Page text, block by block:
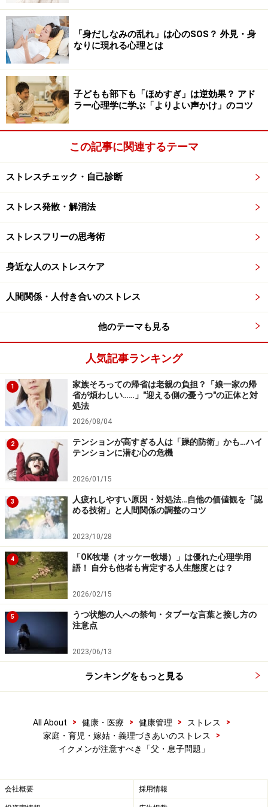
乗り越えるべき父の姿が、息子の前にあるだろうか？
このような「パートナーとしての父」が、息子の人生の
レールを敷き、「息子に合う人生」をコーディネートす
ると、思春期以降に微妙な問題が発生する場合がありま
す。
本来思春期は、自分自身の力、自分の価値観で人生を切
り拓き始める時期にあたり、このとき男の子は「父殺
し」のテーマに直面すると言われています。すなわち、
自分で人生を築きたいと願うのです。
この父殺しのテーマには、映画『スター・ウォーズ』の
主人公 ルーク・スカイウォーカーに対する父親 ダースベ
ーダーのように、「反発すべき父」の存在が必要となり
息子を包み込みながらやさしくレールを敷いていると、
息子は父親から脱皮する必要性を感じられず、ぬくぬく
と父親の庇護下に安住してしまう可能性があります。
すると、息子は自分自身で人生を決めずに成長し、何で
も父親に相談しながら、結局は父親に最終決定してもら
うという「マザコン息子」ならぬ「ファザコン息子」へ
と成長していく可能性があるのです。
息子は「自分で決められる男」になってい
ますか？
実際、身近にこんな思春期、青年期の男子、父・息子関
係をよく見かけないでしょうか？
就職希望先は「父と同じ業種」。本人の志望理由は
「父が勧めてくれたから」
友だちは、話が合わないから苦手。デートもお金が
かかるから苦手。やっぱり家族といるのが安心で楽
いつも自分の気持ちに先回りして気づいてくれる
父。自分から相談しなくても済むので楽
学校や会社の制度はよく分からない。でも父に相談
もちろん、親との関係が良好なのは素晴らしいことで
ときには、自分から相談先を探し、合理的な行動を選択
できるように成長していくことが大切です。人生の方向
「身だしなみの乱れ」は心のSOS？ 外見・身
なりに現れる心理とは
子どもも部下も「ほめすぎ」は逆効果？ アド
ラー心理学に学ぶ「よりよい声かけ」のコツ
この記事に関連するテーマ
ストレスチェック・自己診断
ストレス発散・解消法
ストレスフリーの思考術
身近な人のストレスケア
人間関係・人付き合いのストレス
他のテーマも見る
人気記事ランキング
1
家族そろっての帰省は老親の負担？「娘一家の帰
省が煩わしい……」"迎える側の憂うつ"の正体と対
処法
2026/08/04
2
テンションが高すぎる人は「躁的防衛」かも…ハイ
テンションに潜む心の危機
2026/01/15
3
人疲れしやすい原因・対処法…自他の価値観を「認
める技術」と人間関係の調整のコツ
2023/10/28
4
「OK牧場（オッケー牧場）」は優れた心理学用
語！ 自分も他者も肯定する人生態度とは？
2026/02/15
5
うつ状態の人への禁句・タブーな言葉と接し方の
注意点
2023/06/13
ランキングをもっと見る
All About > 健康・医療 > 健康管理 > ストレス
>
家庭・育児・嫁姑・義理づきあいのストレス
>
イクメンが注意すべき「父・息子問題」
会社概要 採用情報